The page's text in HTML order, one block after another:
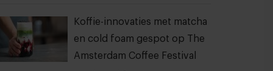
Koffie-innovaties met matcha
en cold foam gespot op The
Amsterdam Coffee Festival